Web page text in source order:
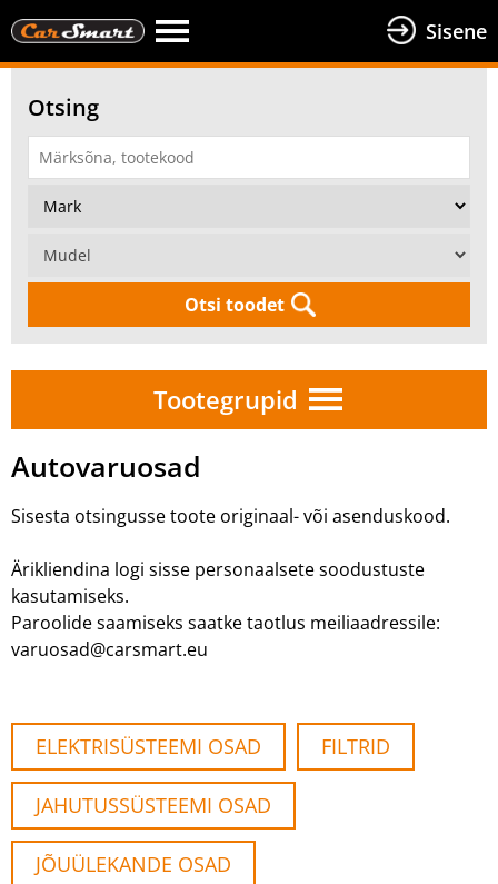
Sisene
Otsing
Otsi toodet
Tootegrupid
Autovaruosad
Sisesta otsingusse toote originaal- või asenduskood.
Ärikliendina logi sisse personaalsete soodustuste
kasutamiseks.
Paroolide saamiseks saatke taotlus meiliaadressile:
varuosad@carsmart.eu
ELEKTRISÜSTEEMI OSAD FILTRID
JAHUTUSSÜSTEEMI OSAD
JÕUÜLEKANDE OSAD